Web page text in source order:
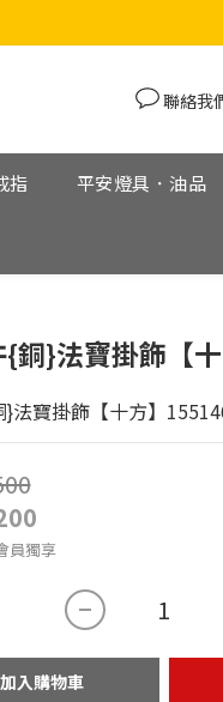
聯絡我
指 平安燈具．油品
{銅}法寶掛飾【
}法寶掛飾【十方】
員獨享
加入購物車